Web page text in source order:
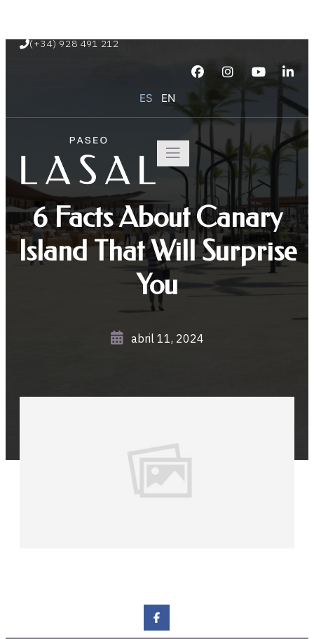
(+34) 928 491 212
ES EN
6 Facts About Canary
Island That Will Surprise
You
abril 11, 2024